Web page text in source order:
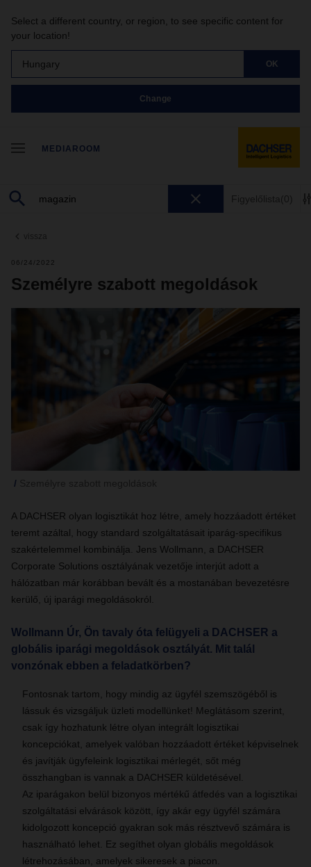
Select a different country, or region, to see specific content for
your location!
Hungary OK
Change
MEDIAROOM
Figyelőlista (0)
vissza
06/24/2022
Személyre szabott megoldások
A DACHSER olyan logisztikát hoz létre, amely hozzáadott értéket
teremt azáltal, hogy standard szolgáltatásait iparág-specifikus
szakértelemmel kombinálja. Jens Wollmann, a DACHSER
Corporate Solutions osztályának vezetője interjút adott a
hálózatban már korábban bevált és a mostanában bevezetésre
kerülő, új iparági megoldásokról.
Wollmann Úr, Ön tavaly óta felügyeli a DACHSER a
globális iparági megoldások osztályát. Mit talál
vonzónak ebben a feladatkörben?
Fontosnak tartom, hogy mindig az ügyfél szemszögéből is
lássuk és vizsgáljuk üzleti modellünket! Meglátásom szerint,
csak így hozhatunk létre olyan integrált logisztikai
koncepciókat, amelyek valóban hozzáadott értéket képviselnek
és javítják ügyfeleink logisztikai mérlegét, sőt még
összhangban is vannak a DACHSER küldetésével.
Az iparágakon belül bizonyos mértékű átfedés van a logisztikai
szolgáltatási elvárások között, így akár egy ügyfél számára
kidolgozott koncepció gyakran sok más résztvevő számára is
használható lehet. Ez segíthet olyan globális megoldások
létrehozásában, amelyek sikeresek a piacon.